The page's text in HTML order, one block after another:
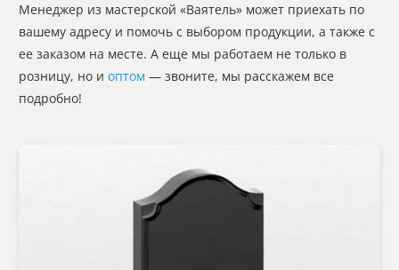
Менеджер из мастерской «Ваятель» может приехать по
вашему адресу и помочь с выбором продукции, а также с
ее заказом на месте. А еще мы работаем не только в
розницу, но и оптом — звоните, мы расскажем все
подробно!